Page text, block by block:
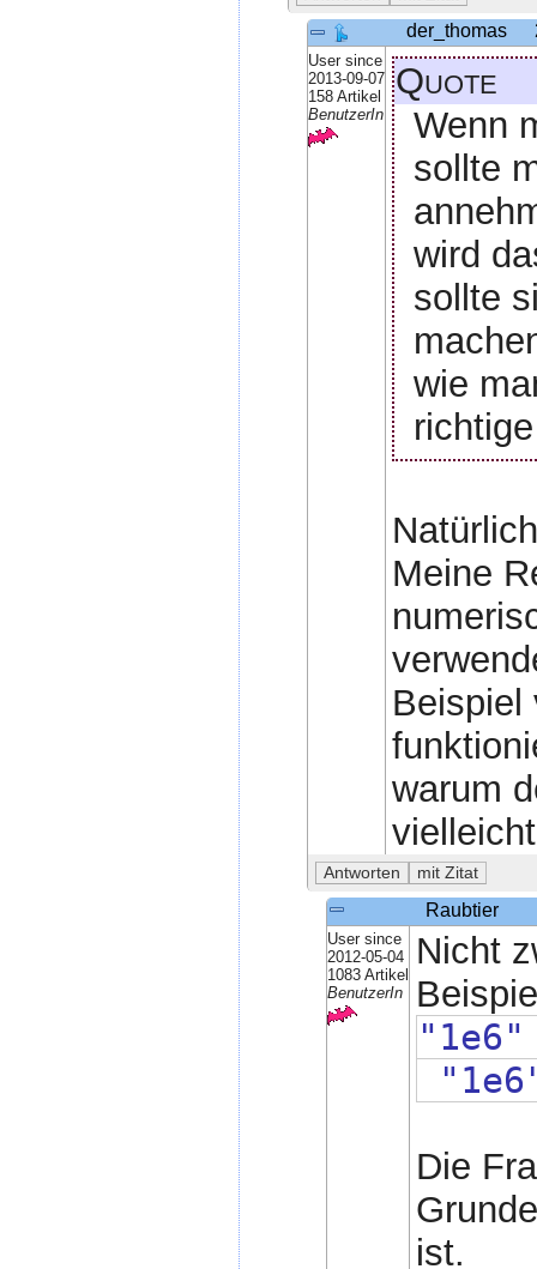
der_thomas
User since
2013-09-07
158 Artikel
BenutzerIn
Quote
Wenn
sollte
wird
sollte
wie
Meine
Beispiel
warum
Raubtier
User since
2012-05-04
1083 Artikel
BenutzerIn
Nicht
Die
ist.